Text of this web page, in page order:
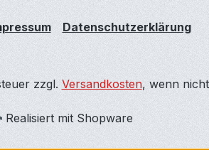
Datenschutzerklärung
zzgl. Versandkosten, wenn
Realisiert mit Shopware